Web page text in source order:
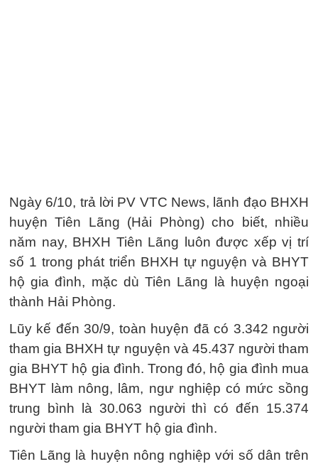
Ngày 6/10, trả lời PV VTC News, lãnh đạo BHXH
huyện Tiên Lãng (Hải Phòng) cho biết, nhiều
năm nay, BHXH Tiên Lãng luôn được xếp vị trí
số 1 trong phát triển BHXH tự nguyện và BHYT
hộ gia đình, mặc dù Tiên Lãng là huyện ngoại
thành Hải Phòng.
Lũy kế đến 30/9, toàn huyện đã có 3.342 người
tham gia BHXH tự nguyện và 45.437 người tham
gia BHYT hộ gia đình. Trong đó, hộ gia đình mua
BHYT làm nông, lâm, ngư nghiệp có mức sồng
trung bình là 30.063 người thì có đến 15.374
người tham gia BHYT hộ gia đình.
Tiên Lãng là huyện nông nghiệp với số dân trên